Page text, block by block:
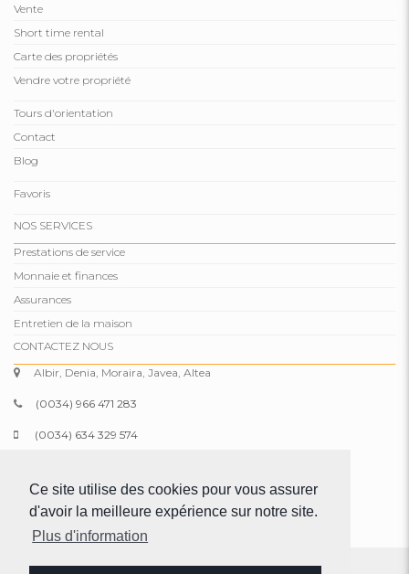
Ce site utilise des cookies pour vous assurer
d'avoir la meilleure expérience sur notre site.
Plus d'information
Vente
Short time rental
Carte des propriétés
Vendre votre propriété
Tours d'orientation
Contact
Blog
Favoris
NOS SERVICES
Prestations de service
Monnaie et finances
Assurances
Entretien de la maison
CONTACTEZ NOUS
Albir, Denia, Moraira, Javea, Altea
(0034) 966 471 283
(0034) 634 329 574
www.comparepropertiesspain.com